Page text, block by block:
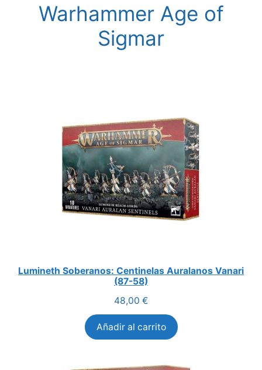
Warhammer Age of
Sigmar
Lumineth Soberanos: Centinelas Auralanos Vanari
(87-58)
48,00 €
Añadir al carrito